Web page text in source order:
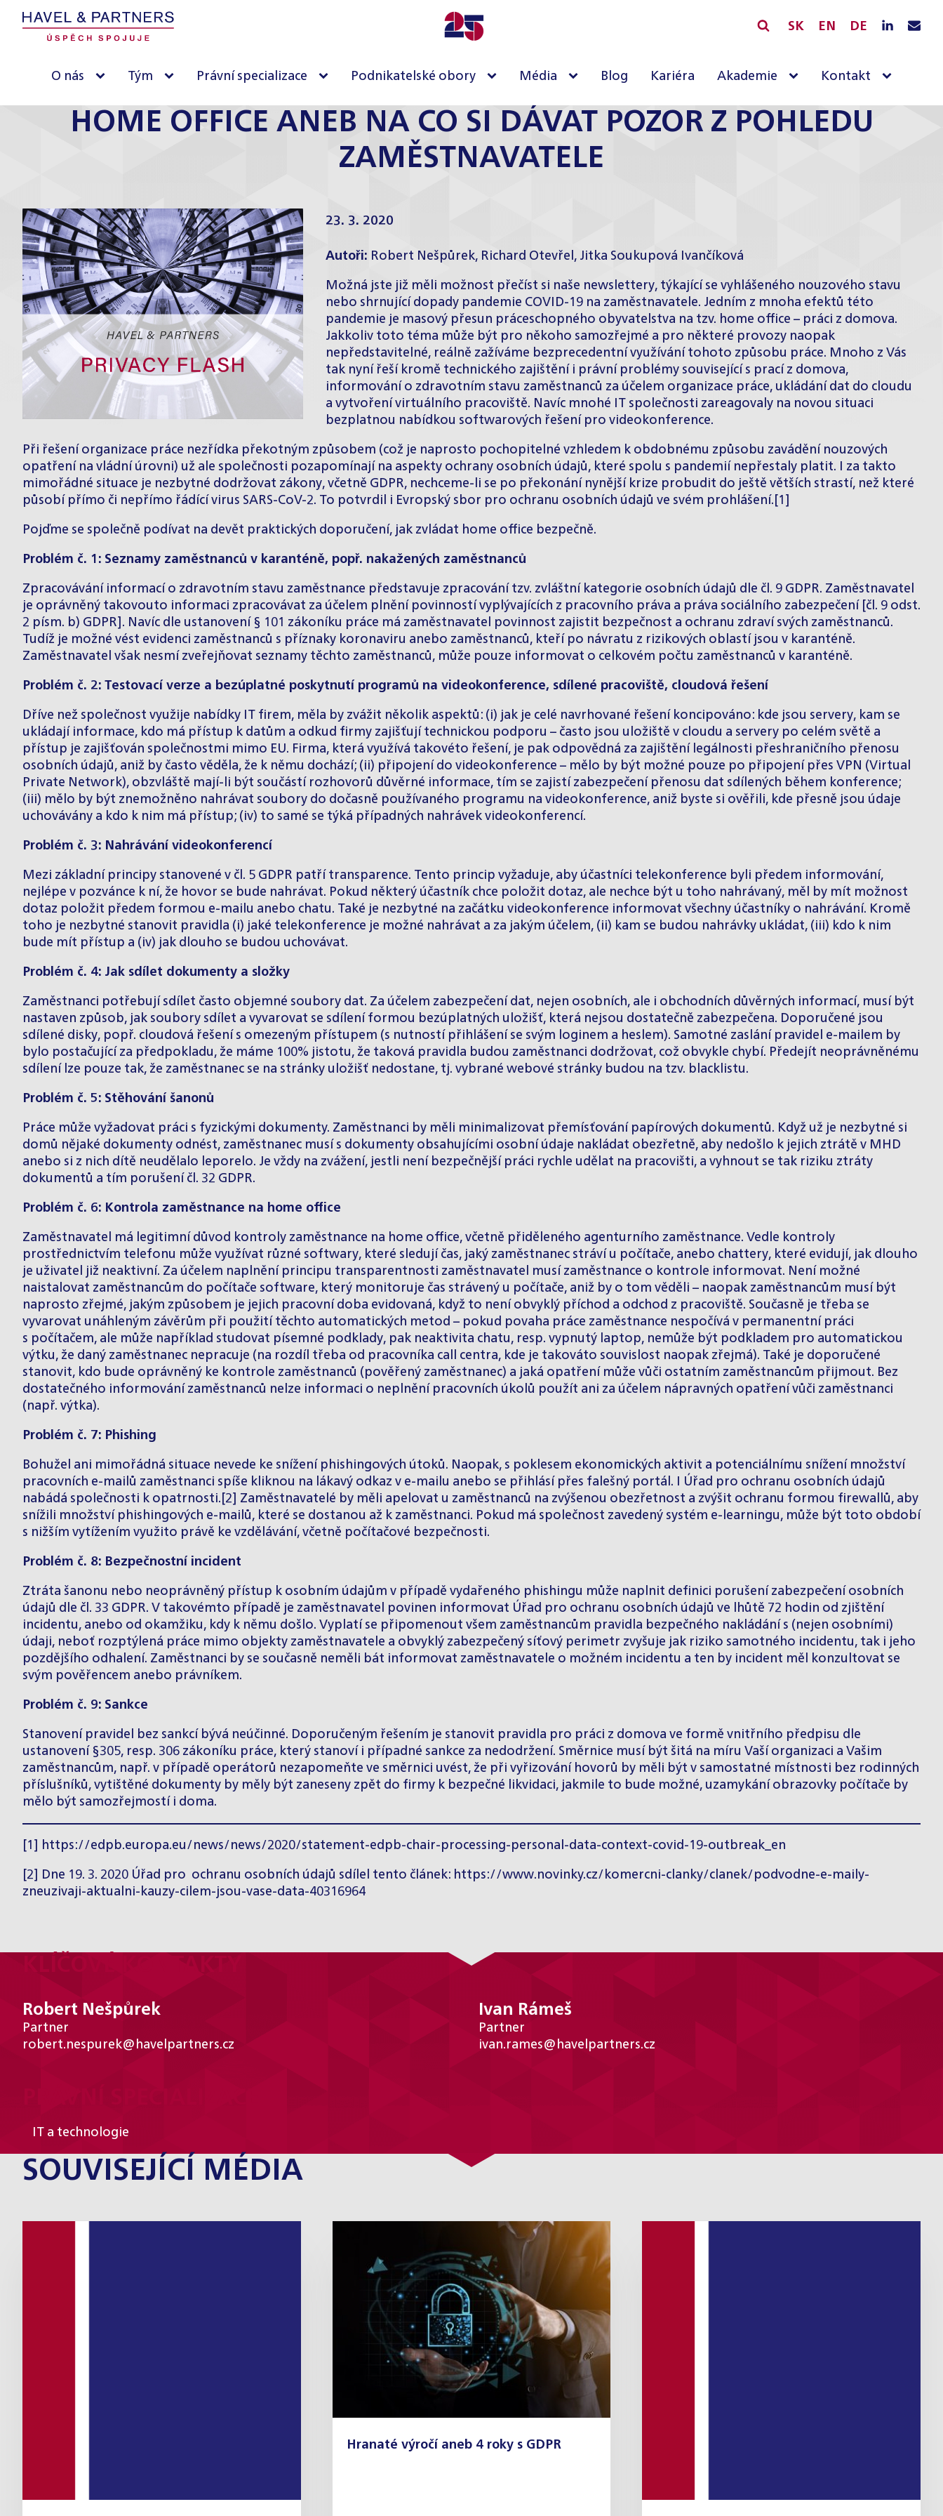
SK EN DE
O nás Tým Právní specializace Podnikatelské obory Média Blog Kariéra Akademie Kontakt
HOME OFFICE ANEB NA CO SI DÁVAT POZOR Z POHLEDU
ZAMĚSTNAVATELE
23. 3. 2020
Autoři: Robert Nešpůrek, Richard Otevřel , Jitka Soukupová Ivančíková
Možná jste již měli možnost přečíst si naše newslettery, týkající se vyhlášeného nouzového stavu
nebo shrnující dopady pandemie COVID-19 na zaměstnavatele. Jedním z mnoha efektů této
pandemie je masový přesun práceschopného obyvatelstva na tzv. home office – práci z domova.
Jakkoliv toto téma může být pro někoho samozřejmé a pro některé provozy naopak
nepředstavitelné, reálně zažíváme bezprecedentní využívání tohoto způsobu práce. Mnoho z Vás
tak nyní řeší kromě technického zajištění i právní problémy související s prací z domova,
informování o zdravotním stavu zaměstnanců za účelem organizace práce, ukládání dat do cloudu
a vytvoření virtuálního pracoviště. Navíc mnohé IT společnosti zareagovaly na novou situaci
bezplatnou nabídkou softwarových řešení pro videokonference.
Při řešení organizace práce nezřídka překotným způsobem (což je naprosto pochopitelné vzhledem k obdobnému způsobu zavádění nouzových
opatření na vládní úrovni) už ale společnosti pozapomínají na aspekty ochrany osobních údajů, které spolu s pandemií nepřestaly platit. I za takto
mimořádné situace je nezbytné dodržovat zákony, včetně GDPR, nechceme-li se po překonání nynější krize probudit do ještě větších strastí, než které
působí přímo či nepřímo řádící virus SARS-CoV-2. To potvrdil i Evropský sbor pro ochranu osobních údajů ve svém prohlášení.[1]
Pojďme se společně podívat na devět praktických doporučení, jak zvládat home office bezpečně.
Problém č. 1: Seznamy zaměstnanců v karanténě, popř. nakažených zaměstnanců
Zpracovávání informací o zdravotním stavu zaměstnance představuje zpracování tzv. zvláštní kategorie osobních údajů dle čl. 9 GDPR. Zaměstnavatel
je oprávněný takovouto informaci zpracovávat za účelem plnění povinností vyplývajících z pracovního práva a práva sociálního zabezpečení [čl. 9 odst.
2 písm. b) GDPR]. Navíc dle ustanovení § 101 zákoníku práce má zaměstnavatel povinnost zajistit bezpečnost a ochranu zdraví svých zaměstnanců.
Tudíž je možné vést evidenci zaměstnanců s příznaky koronaviru anebo zaměstnanců, kteří po návratu z rizikových oblastí jsou v karanténě.
Zaměstnavatel však nesmí zveřejňovat seznamy těchto zaměstnanců, může pouze informovat o celkovém počtu zaměstnanců v karanténě.
Problém č. 2: Testovací verze a bezúplatné poskytnutí programů na videokonference, sdílené pracoviště, cloudová řešení
Dříve než společnost využije nabídky IT firem, měla by zvážit několik aspektů: (i) jak je celé navrhované řešení koncipováno: kde jsou servery, kam se
ukládají informace, kdo má přístup k datům a odkud firmy zajišťují technickou podporu – často jsou uložiště v cloudu a servery po celém světě a
přístup je zajišťován společnostmi mimo EU. Firma, která využívá takovéto řešení, je pak odpovědná za zajištění legálnosti přeshraničního přenosu
osobních údajů, aniž by často věděla, že k němu dochází; (ii) připojení do videokonference – mělo by být možné pouze po připojení přes VPN (Virtual
Private Network), obzvláště mají-li být součástí rozhovorů důvěrné informace, tím se zajistí zabezpečení přenosu dat sdílených během konference;
(iii) mělo by být znemožněno nahrávat soubory do dočasně používaného programu na videokonference, aniž byste si ověřili, kde přesně jsou údaje
uchovávány a kdo k nim má přístup; (iv) to samé se týká případných nahrávek videokonferencí.
Problém č. 3: Nahrávání videokonferencí
Mezi základní principy stanovené v čl. 5 GDPR patří transparence. Tento princip vyžaduje, aby účastníci telekonference byli předem informování,
nejlépe v pozvánce k ní, že hovor se bude nahrávat. Pokud některý účastník chce položit dotaz, ale nechce být u toho nahrávaný, měl by mít možnost
dotaz položit předem formou e-mailu anebo chatu. Také je nezbytné na začátku videokonference informovat všechny účastníky o nahrávání. Kromě
toho je nezbytné stanovit pravidla (i) jaké telekonference je možné nahrávat a za jakým účelem, (ii) kam se budou nahrávky ukládat, (iii) kdo k nim
bude mít přístup a (iv) jak dlouho se budou uchovávat.
Problém č. 4: Jak sdílet dokumenty a složky
Zaměstnanci potřebují sdílet často objemné soubory dat. Za účelem zabezpečení dat, nejen osobních, ale i obchodních důvěrných informací, musí být
nastaven způsob, jak soubory sdílet a vyvarovat se sdílení formou bezúplatných uložišť, která nejsou dostatečně zabezpečena. Doporučené jsou
sdílené disky, popř. cloudová řešení s omezeným přístupem (s nutností přihlášení se svým loginem a heslem). Samotné zaslání pravidel e-mailem by
bylo postačující za předpokladu, že máme 100% jistotu, že taková pravidla budou zaměstnanci dodržovat, což obvykle chybí. Předejít neoprávněnému
sdílení lze pouze tak, že zaměstnanec se na stránky uložišť nedostane, tj. vybrané webové stránky budou na tzv. blacklistu.
Problém č. 5: Stěhování šanonů
Práce může vyžadovat práci s fyzickými dokumenty. Zaměstnanci by měli minimalizovat přemísťování papírových dokumentů. Když už je nezbytné si
domů nějaké dokumenty odnést, zaměstnanec musí s dokumenty obsahujícími osobní údaje nakládat obezřetně, aby nedošlo k jejich ztrátě v MHD
anebo si z nich dítě neudělalo leporelo. Je vždy na zvážení, jestli není bezpečnější práci rychle udělat na pracovišti, a vyhnout se tak riziku ztráty
dokumentů a tím porušení čl. 32 GDPR.
Problém č. 6: Kontrola zaměstnance na home office
Zaměstnavatel má legitimní důvod kontroly zaměstnance na home office, včetně přiděleného agenturního zaměstnance. Vedle kontroly
prostřednictvím telefonu může využívat různé softwary, které sledují čas, jaký zaměstnanec stráví u počítače, anebo chattery, které evidují, jak dlouho
je uživatel již neaktivní. Za účelem naplnění principu transparentnosti zaměstnavatel musí zaměstnance o kontrole informovat. Není možné
naistalovat zaměstnancům do počítače software, který monitoruje čas strávený u počítače, aniž by o tom věděli – naopak zaměstnancům musí být
naprosto zřejmé, jakým způsobem je jejich pracovní doba evidovaná, když to není obvyklý příchod a odchod z pracoviště. Současně je třeba se
vyvarovat unáhleným závěrům při použití těchto automatických metod – pokud povaha práce zaměstnance nespočívá v permanentní práci
s počítačem, ale může například studovat písemné podklady, pak neaktivita chatu, resp. vypnutý laptop, nemůže být podkladem pro automatickou
výtku, že daný zaměstnanec nepracuje (na rozdíl třeba od pracovníka call centra, kde je takováto souvislost naopak zřejmá). Také je doporučené
stanovit, kdo bude oprávněný ke kontrole zaměstnanců (pověřený zaměstnanec) a jaká opatření může vůči ostatním zaměstnancům přijmout. Bez
dostatečného informování zaměstnanců nelze informaci o neplnění pracovních úkolů použít ani za účelem nápravných opatření vůči zaměstnanci
(např. výtka).
Problém č. 7: Phishing
Bohužel ani mimořádná situace nevede ke snížení phishingových útoků. Naopak, s poklesem ekonomických aktivit a potenciálnímu snížení množství
pracovních e-mailů zaměstnanci spíše kliknou na lákavý odkaz v e-mailu anebo se přihlásí přes falešný portál. I Úřad pro ochranu osobních údajů
nabádá společnosti k opatrnosti.[2] Zaměstnavatelé by měli apelovat u zaměstnanců na zvýšenou obezřetnost a zvýšit ochranu formou firewallů, aby
snížili množství phishingových e-mailů, které se dostanou až k zaměstnanci. Pokud má společnost zavedený systém e-learningu, může být toto období
s nižším vytížením využito právě ke vzdělávání, včetně počítačové bezpečnosti.
Problém č. 8: Bezpečnostní incident
Ztráta šanonu nebo neoprávněný přístup k osobním údajům v případě vydařeného phishingu může naplnit definici porušení zabezpečení osobních
údajů dle čl. 33 GDPR. V takovémto případě je zaměstnavatel povinen informovat Úřad pro ochranu osobních údajů ve lhůtě 72 hodin od zjištění
incidentu, anebo od okamžiku, kdy k němu došlo. Vyplatí se připomenout všem zaměstnancům pravidla bezpečného nakládání s (nejen osobními)
údaji, neboť rozptýlená práce mimo objekty zaměstnavatele a obvyklý zabezpečený síťový perimetr zvyšuje jak riziko samotného incidentu, tak i jeho
pozdějšího odhalení. Zaměstnanci by se současně neměli bát informovat zaměstnavatele o možném incidentu a ten by incident měl konzultovat se
svým pověřencem anebo právníkem.
Problém č. 9: Sankce
Stanovení pravidel bez sankcí bývá neúčinné. Doporučeným řešením je stanovit pravidla pro práci z domova ve formě vnitřního předpisu dle
ustanovení §305, resp. 306 zákoníku práce, který stanoví i případné sankce za nedodržení. Směrnice musí být šitá na míru Vaší organizaci a Vašim
zaměstnancům, např. v případě operátorů nezapomeňte ve směrnici uvést, že při vyřizování hovorů by měli být v samostatné místnosti bez rodinných
příslušníků, vytištěné dokumenty by měly být zaneseny zpět do firmy k bezpečné likvidaci, jakmile to bude možné, uzamykání obrazovky počítače by
mělo být samozřejmostí i doma.
[1] https://edpb.europa.eu/news/news/2020/statement-edpb-chair-processing-personal-data-context-covid-19-outbreak_en
[2] Dne 19. 3. 2020 Úřad pro ochranu osobních údajů sdílel tento článek: https://www.novinky.cz/komercni-clanky/clanek/podvodne-e-maily-
zneuzivaji-aktualni-kauzy-cilem-jsou-vase-data-40316964
Robert Nešpůrek
Partner
robert.nespurek@havelpartners.cz
Ivan Rámeš
Partner
ivan.rames@havelpartners.cz
IT a technologie
SOUVISEJÍCÍ MÉDIA
Hranaté výročí aneb 4 roky s GDPR